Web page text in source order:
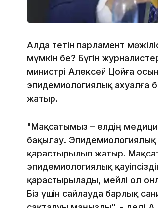
Алда өтетін парламент
мүмкін бе? Бүгін
министрі Алексей Цойға
эпидемиологиялық ахуалға
жатыр.
"Мақсатымыз – елдің
бақылау.
қарастырылып жатыр.
эпидемиологиялық
қарастырылады, мейлі ол
Біз үшін сайлауда барлық